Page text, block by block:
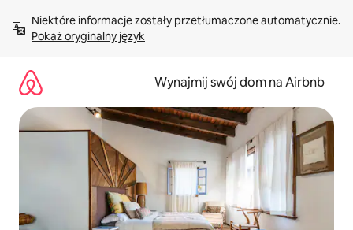
treści Pokaż oryginalny język
Wynajmij swój dom na Airbnb